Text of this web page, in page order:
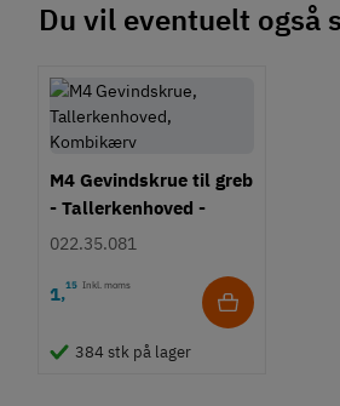
Du vil eventuelt også
M4 Gevindskrue til greb
- Tallerkenhoved -
Krydskærv
022.35.081
1,15 Inkl. moms
384 stk på lager